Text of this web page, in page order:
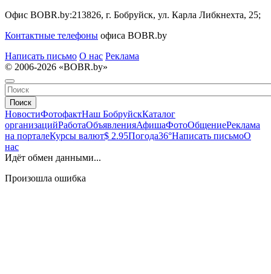
Офис BOBR.by:213826, г. Бобруйск, ул. Карла Либкнехта, 25;
Контактные телефоны офиса BOBR.by
Написать письмо О нас Реклама
© 2006-2026 «BOBR.by»
Поиск
НовостиФотофактНаш БобруйскКаталог
организацийРаботаОбъявленияАфишаФотоОбщениеРеклама
на порталеКурсы валют$ 2.95Погода36°Написать письмоО
нас
Идёт обмен данными...
Произошла ошибка